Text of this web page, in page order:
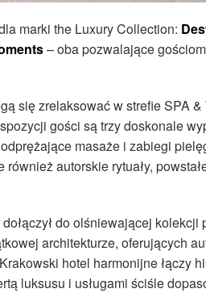
marki the Luxury Collection:
– oba pozwalające
się zrelaksować w strefie SPA
gości są trzy doskonale
masaże i zabiegi
autorskie rytuały,
dołączył do olśniewającej kolekcji
architekturze, oferujących
hotel harmonijne łączy
luksusu i usługami ściśle